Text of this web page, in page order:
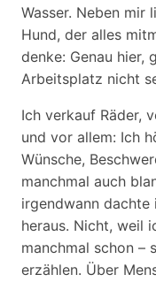
Wasser. Neben mir
Hund, der alles
denke: Genau hier,
Arbeitsplatz nicht
Ich verkauf Räder,
und vor allem: Ich
Wünsche,
manchmal auch
irgendwann dachte
heraus. Nicht, weil
manchmal schon –
erzählen. Über